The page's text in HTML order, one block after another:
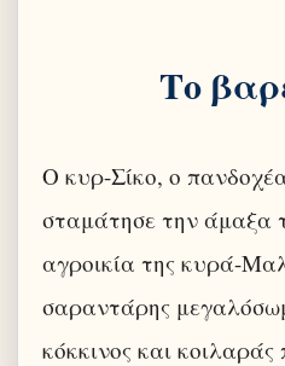
Το
Ο κυρ-Σίκο, ο
σταμάτησε την άμαξα
αγροικία της κυρά-
σαραντάρης
κόκκινος και